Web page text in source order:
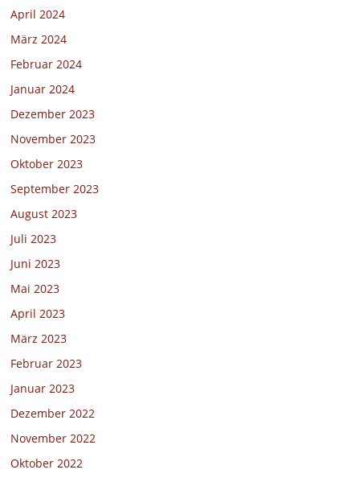
April 2024
März 2024
Februar 2024
Januar 2024
Dezember 2023
November 2023
Oktober 2023
September 2023
August 2023
Juli 2023
Juni 2023
Mai 2023
April 2023
März 2023
Februar 2023
Januar 2023
Dezember 2022
November 2022
Oktober 2022